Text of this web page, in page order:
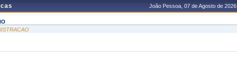
João Pessoa, 07 de Agosto de 2026